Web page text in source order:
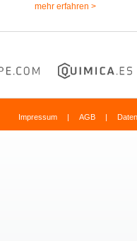
mehr erfahren >
Impressum | AGB |